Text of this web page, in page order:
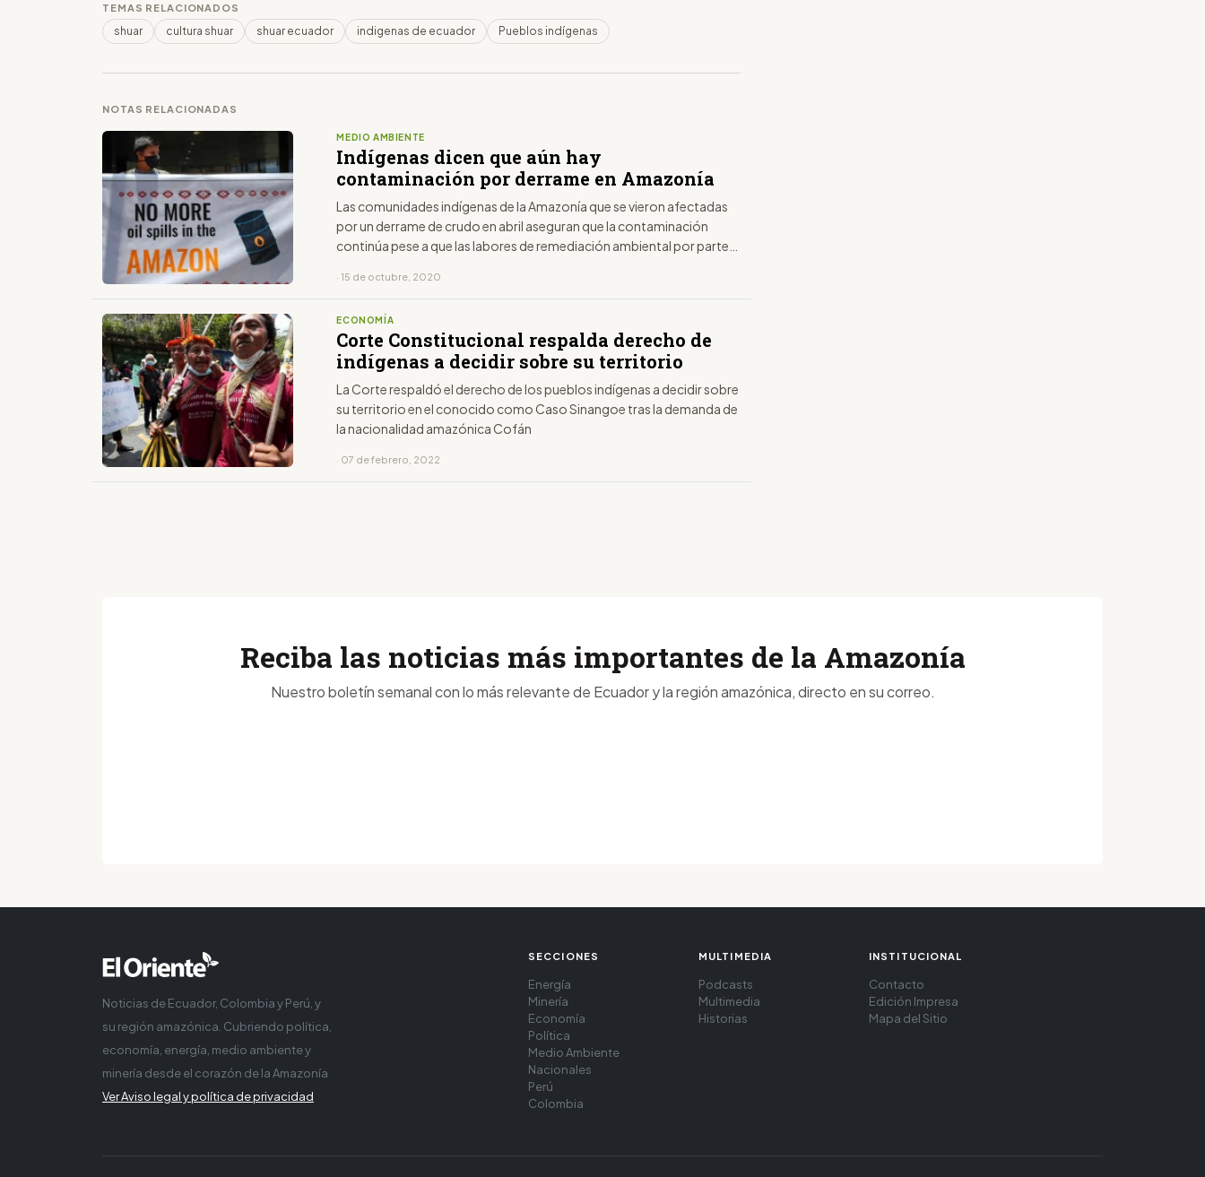
TEMAS RELACIONADOS
shuar cultura shuar shuar ecuador indigenas de ecuador Pueblos indígenas
NOTAS RELACIONADAS
MEDIO AMBIENTE
Indígenas dicen que aún hay
contaminación por derrame en Amazonía
Las comunidades indígenas de la Amazonía que se vieron afectadas
por un derrame de crudo en abril aseguran que la contaminación
continúa pese a que las labores de remediación ambiental por parte
· 15 de octubre, 2020
ECONOMÍA
Corte Constitucional respalda derecho de
indígenas a decidir sobre su territorio
La Corte respaldó el derecho de los pueblos indígenas a decidir sobre
su territorio en el conocido como Caso Sinangoe tras la demanda de
la nacionalidad amazónica Cofán
· 07 de febrero, 2022
Reciba las noticias más importantes de la Amazonía
Nuestro boletín semanal con lo más relevante de Ecuador y la región amazónica, directo en su correo.
Noticias de Ecuador, Colombia y Perú, y
su región amazónica. Cubriendo política,
economía, energía, medio ambiente y
minería desde el corazón de la Amazonía
Ver Aviso legal y política de privacidad
SECCIONES
Energía
Minería
Economía
Política
Medio Ambiente
Nacionales
Perú
Colombia
MULTIMEDIA
Podcasts
Multimedia
Historias
INSTITUCIONAL
Contacto
Edición Impresa
Mapa del Sitio